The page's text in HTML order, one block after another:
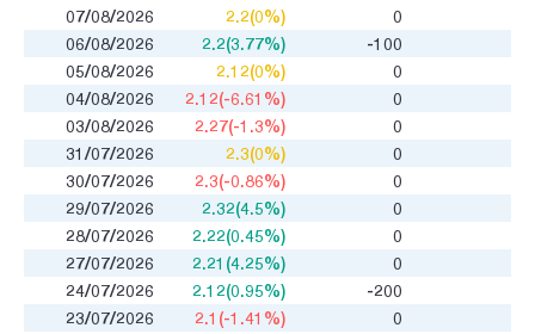
07/08/2026
2.2(0%)
0
06/08/2026
2.2(3.77%)
-100
05/08/2026
2.12(0%)
0
04/08/2026
2.12(-6.61%)
0
03/08/2026
2.27(-1.3%)
0
31/07/2026
2.3(0%)
0
30/07/2026
2.3(-0.86%)
0
29/07/2026
2.32(4.5%)
0
28/07/2026
2.22(0.45%)
0
27/07/2026
2.21(4.25%)
0
24/07/2026
2.12(0.95%)
-200
23/07/2026
2.1(-1.41%)
0